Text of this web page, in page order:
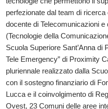
perfezionate dal team di
docente di Telecomunicazioni e
(Tecnologie della
Scuola Superiore Sant’Anna di
Tele Emergency” di Proximity
pluriennale realizzato dalla
con il sostegno finanziario di
Lucca e il coinvolgimento di
Ovest, 23 Comuni delle aree